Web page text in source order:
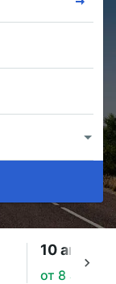
10 авг., пн
от 8 